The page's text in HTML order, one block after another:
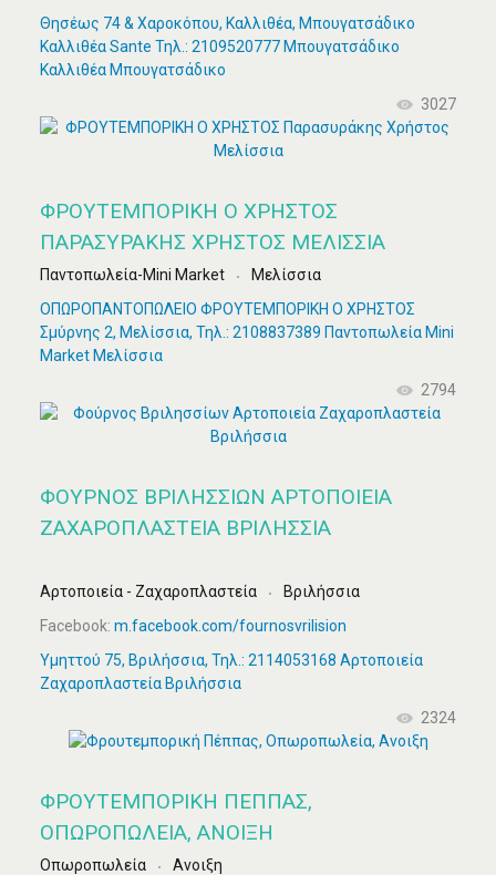
Θησέως 74 & Χαροκόπου, Καλλιθέα, Μπουγατσάδικο
Καλλιθέα Sante Τηλ.: 2109520777 Μπουγατσάδικο
Καλλιθέα Μπουγατσάδικο
3027
ΦΡΟΥΤΕΜΠΟΡΙΚΗ Ο ΧΡΗΣΤΟΣ
ΠΑΡΑΣΥΡΆΚΗΣ ΧΡΉΣΤΟΣ ΜΕΛΊΣΣΙΑ
Παντοπωλεία-Mini Market
Μελίσσια
ΟΠΩΡΟΠΑΝΤΟΠΩΛΕΙΟ ΦΡΟΥΤΕΜΠΟΡΙΚΗ Ο ΧΡΗΣΤΟΣ
Σμύρνης 2, Μελίσσια, Τηλ.: 2108837389 Παντοπωλεία Mini
Market Μελίσσια
2794
ΦΟΎΡΝΟΣ ΒΡΙΛΗΣΣΊΩΝ ΑΡΤΟΠΟΙΕΊΑ
ΖΑΧΑΡΟΠΛΑΣΤΕΊΑ ΒΡΙΛΉΣΣΙΑ
Αρτοποιεία - Ζαχαροπλαστεία
Βριλήσσια
Facebook: m.facebook.com/fournosvrilision
Υμηττού 75, Βριλήσσια, Τηλ.: 2114053168 Αρτοποιεία
Ζαχαροπλαστεία Βριλήσσια
2324
ΦΡΟΥΤΕΜΠΟΡΙΚΉ ΠΈΠΠΑΣ,
ΟΠΩΡΟΠΩΛΕΊΑ, ΑΝΟΙΞΗ
Οπωροπωλεία Ανοιξη